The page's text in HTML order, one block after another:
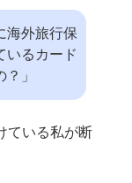
海外旅行保
いるカード
」
ている私が断